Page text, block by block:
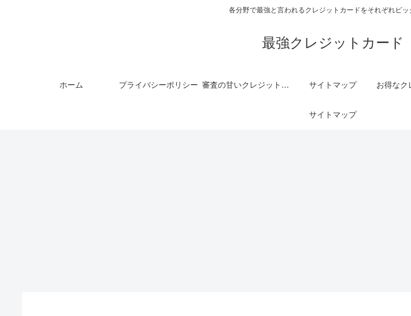
各分野で最強と言われるクレジットカードをそれぞれピッ
最強クレジットカード
ホーム プライバシーポリシー 審査の甘いクレジットカード サイトマップ
サイトマップ